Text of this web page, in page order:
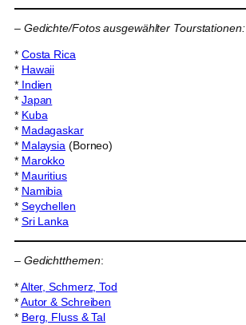
– Gedichte/Fotos ausgewählter Tourstationen:
* Costa Rica
* Hawaii
*Indien
* Japan
* Kuba
* Madagaskar
* Malaysia (Borneo)
* Marokko
* Mauritius
* Namibia
* Seychellen
* Sri Lanka
– Gedichtthemen:
*Alter, Schmerz, Tod
*Autor & Schreiben
* Berg, Fluss & Tal